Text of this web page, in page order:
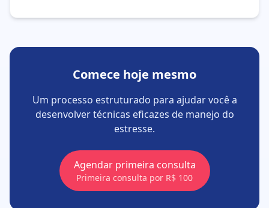
Comece hoje mesmo
Um processo estruturado para ajudar você a
desenvolver técnicas eficazes de manejo do
estresse.
Agendar primeira consulta
Primeira consulta por R$ 100